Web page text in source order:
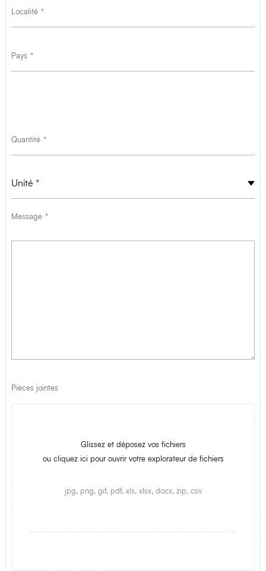
Localité
Pays
Quantité
Unité
Unité
Message
Pièces jointes
Glissez et déposez vos fichiers
ou cliquez ici pour ouvrir votre explorateur de fichiers
jpg, png, gif, pdf, xls, xlsx, docx, zip, csv